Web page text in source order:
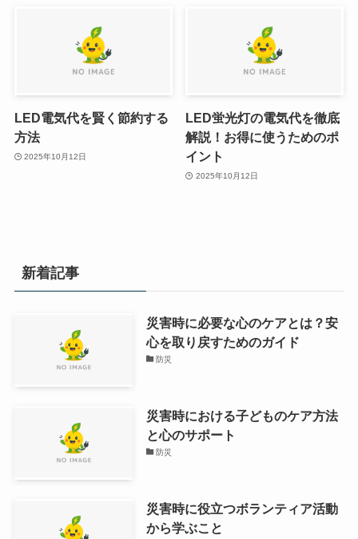
LED電気代を賢く節約する
方法
2025年10月12日
LED蛍光灯の電気代を徹底
解説！お得に使うためのポ
イント
2025年10月12日
新着記事
災害時に必要な心のケアとは？安
心を取り戻すためのガイド
防災
災害時における子どものケア方法
と心のサポート
防災
災害時に役立つボランティア活動
から学ぶこと